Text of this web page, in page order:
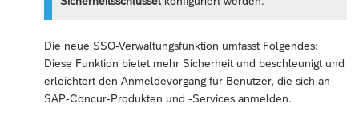
Die neue SSO-Verwaltungsfunktion umfasst Folgendes:
Diese Funktion bietet mehr Sicherheit und beschleunigt und
erleichtert den Anmeldevorgang für Benutzer, die sich an
SAP-Concur-Produkten und -Services anmelden.